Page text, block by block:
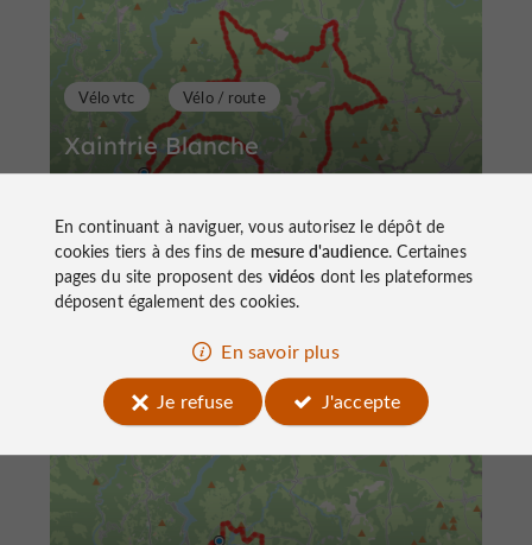
Xaintrie Blanche
Vélo vtc Vélo / route
En continuant à naviguer, vous autorisez le dépôt de
cookies tiers à des fins de mesure d'audience. Certaines
pages du site proposent des vidéos dont les plateformes
déposent également des cookies.
En savoir plus
Je refuse
J'accepte